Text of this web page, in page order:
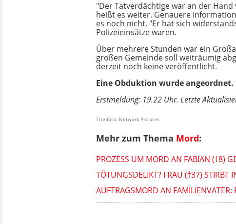
"Der Tatverdächtige war an der Hand
heißt es weiter. Genauere
es noch nicht. "Er hat sich
Polizeieinsätze waren.
Über mehrere Stunden war ein
großen Gemeinde soll weiträumig
derzeit noch keine veröffentlicht.
Eine Obduktion wurde
Erstmeldung: 19.22 Uhr. Letzte
Titelfoto: Network Pictures
Mehr zum Thema Mord:
PROZESS UM MORD AN FABIAN (†8)
TÖTUNGSDELIKT? FRAU (†37)
AUFTRAGSMORD AN